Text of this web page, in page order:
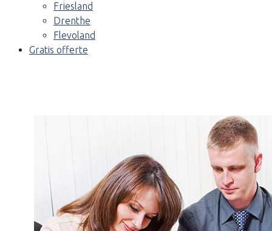
Friesland
Drenthe
Flevoland
Gratis offerte